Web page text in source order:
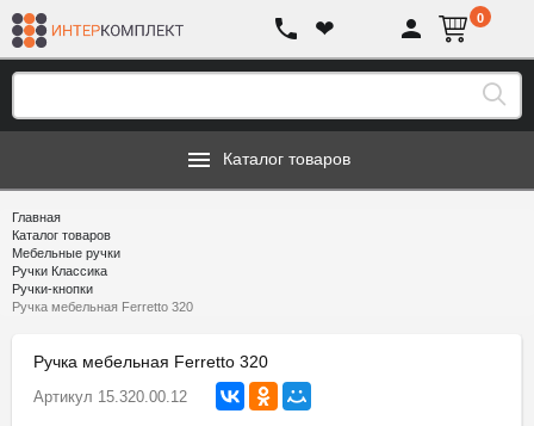
❤ 0
Каталог товаров
Главная
Каталог товаров
Мебельные ручки
Ручки Классика
Ручки-кнопки
Ручка мебельная Ferretto 320
Ручка мебельная Ferretto 320
Артикул 15.320.00.12